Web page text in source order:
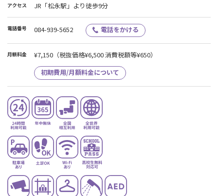
アクセス JR「松永駅」より徒歩9分
電話番号 084-939-5652 電話をかける
月額料金 ¥7,150 （税抜価格¥6,500 消費税額等¥650）
初期費用/月額料金について